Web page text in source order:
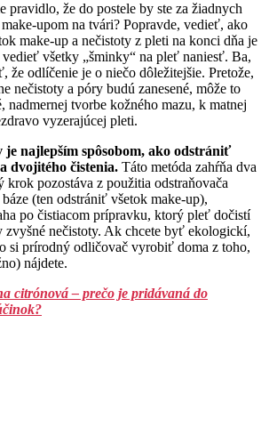
pravidlo, že do postele by ste za žiadnych
upom na tvári? Popravde, vedieť, ako
make-up a nečistoty z pleti na konci dňa je
všetky „šminky“ na pleť naniesť. Ba,
že odlíčenie je o niečo dôležitejšie. Pretože,
nečistoty a póry budú zanesené, môže to
nadmernej tvorbe kožného mazu, k matnej
vyzerajúcej pleti.
najlepším spôsobom, ako odstrániť
dvojitého čistenia. Táto metóda zahŕňa dva
pozostáva z použitia odstraňovača
(ten odstrániť všetok make-up),
po čistiacom prípravku, ktorý pleť dočistí
zvyšné nečistoty. Ak chcete byť ekologickí,
si prírodný odličovač vyrobiť doma z toho,
nájdete.
citrónová – prečo je pridávaná do